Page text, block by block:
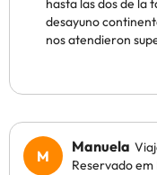
hasta las dos de la
desayuno
nos atendieron
Manuela
Reservado